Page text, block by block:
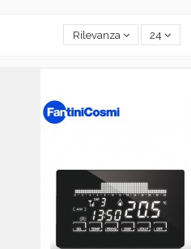
Rilevanza 24